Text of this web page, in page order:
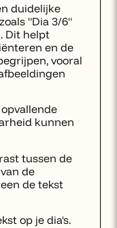
duidelijke
"Dia 3/6"
Dit helpt
en de
vooral
kunnen
tussen de
de
de tekst
op je dia's.